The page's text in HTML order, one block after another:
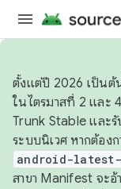
ตั้งแต่ปี 2026 เป็นต้
ในไตรมาสที่ 2 และ
Trunk Stable และ
ระบบนิเวศ หากต้อง
android-
สาขา Manifest จะ